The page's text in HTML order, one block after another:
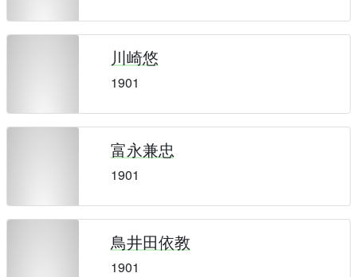
川崎悠
1901
富永兼忠
1901
鳥井田依教
1901